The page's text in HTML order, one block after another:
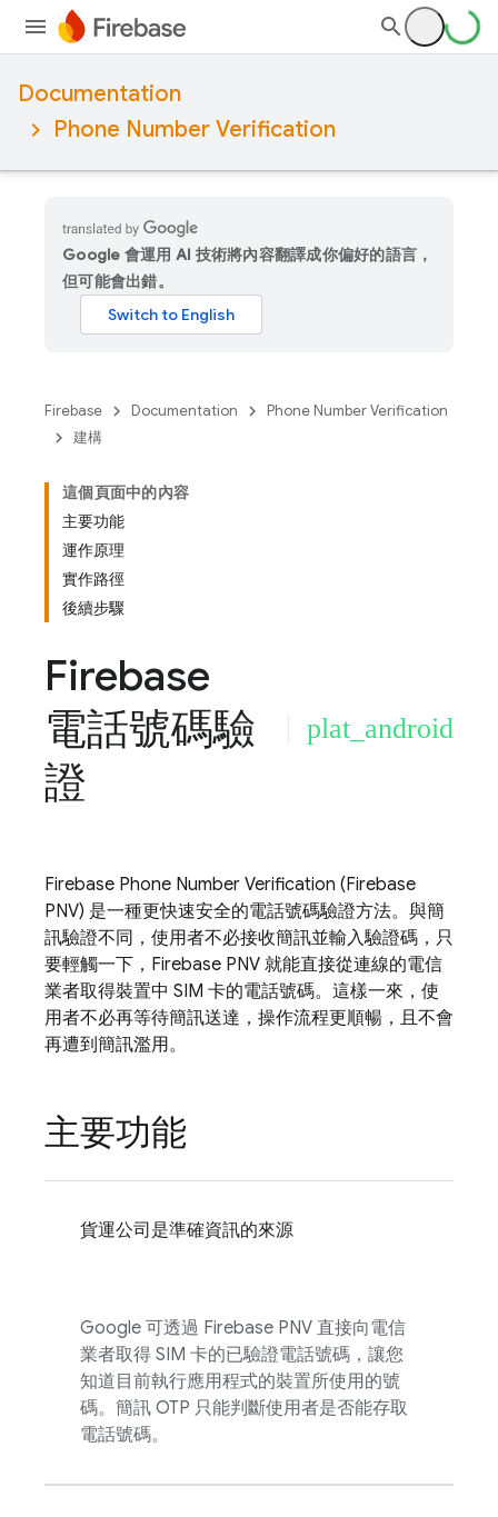
Documentation
Phone Number Verification
Google 會運用 AI 技術將內容翻譯成你偏好的語言，
但可能會出錯。
Firebase Documentation
Phone Number Verification
建構
這個頁面中的內容
主要功能
運作原理
實作路徑
後續步驟
Firebase
電話號碼驗
證
plat_android
Firebase Phone Number Verification (Firebase
PNV) 是一種更快速安全的電話號碼驗證方法。與簡
訊驗證不同，使用者不必接收簡訊並輸入驗證碼，只
要輕觸一下， Firebase PNV 就能直接從連線的電信
業者取得裝置中 SIM 卡的電話號碼。這樣一來，使
用者不必再等待簡訊送達，操作流程更順暢，且不會
再遭到簡訊濫用。
主要功能
貨運公司是準確資訊的來源
Google 可透過 Firebase PNV 直接向電信
業者取得 SIM 卡的已驗證電話號碼，讓您
知道目前執行應用程式的裝置所使用的號
碼。簡訊 OTP 只能判斷使用者是否能存取
電話號碼。